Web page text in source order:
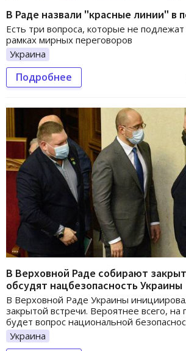
В Раде назвали "красные линии" в
Есть три вопроса, которые не
рамках мирных переговоров
Украина
Подробнее
В Верховной Раде собирают
обсудят нацбезопасность Украины
В Верховной Раде Украины
закрытой встречи. Вероятнее всего, на
будет вопрос национальной
Украина